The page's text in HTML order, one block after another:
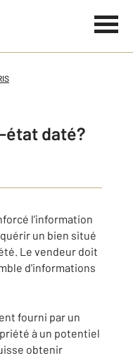
état daté?
l’information
un bien situé
Le vendeur doit
d'informations
fourni par un
à un potentiel
obtenir